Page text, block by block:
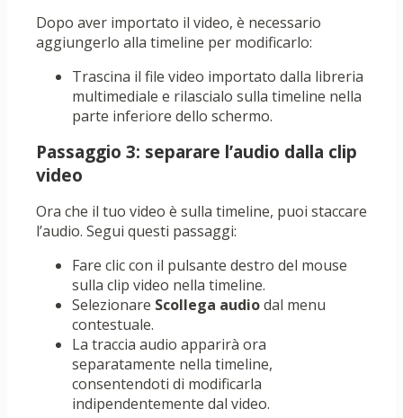
Dopo aver importato il video, è necessario
aggiungerlo alla timeline per modificarlo:
Trascina il file video importato dalla libreria
multimediale e rilascialo sulla timeline nella
parte inferiore dello schermo.
Passaggio 3: separare l’audio dalla clip
video
Ora che il tuo video è sulla timeline, puoi staccare
l’audio. Segui questi passaggi:
Fare clic con il pulsante destro del mouse
sulla clip video nella timeline.
Selezionare Scollega audiodal menu
contestuale.
La traccia audio apparirà ora
separatamente nella timeline,
consentendoti di modificarla
indipendentemente dal video.